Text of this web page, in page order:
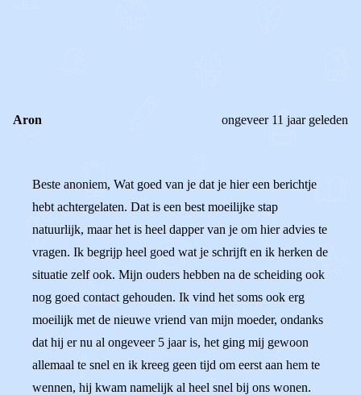
Aron ongeveer 11 jaar geleden
Beste anoniem, Wat goed van je dat je hier een berichtje
hebt achtergelaten. Dat is een best moeilijke stap
natuurlijk, maar het is heel dapper van je om hier advies te
vragen. Ik begrijp heel goed wat je schrijft en ik herken de
situatie zelf ook. Mijn ouders hebben na de scheiding ook
nog goed contact gehouden. Ik vind het soms ook erg
moeilijk met de nieuwe vriend van mijn moeder, ondanks
dat hij er nu al ongeveer 5 jaar is, het ging mij gewoon
allemaal te snel en ik kreeg geen tijd om eerst aan hem te
wennen, hij kwam namelijk al heel snel bij ons wonen.